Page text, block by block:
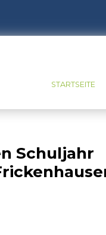
STARTSEITE
Schuljahr